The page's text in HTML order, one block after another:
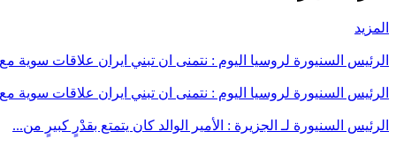
المزيد
الرئيس السنيورة لروسيا اليوم : نتمنى ان تبني ايران علاقات سوية
الرئيس السنيورة لروسيا اليوم : نتمنى ان تبني ايران علاقات سوية
الرئيس السنيورة لـ الجزيرة : الأمير الوالد كان يتمتع بقدْرٍ كبيرٍ من...